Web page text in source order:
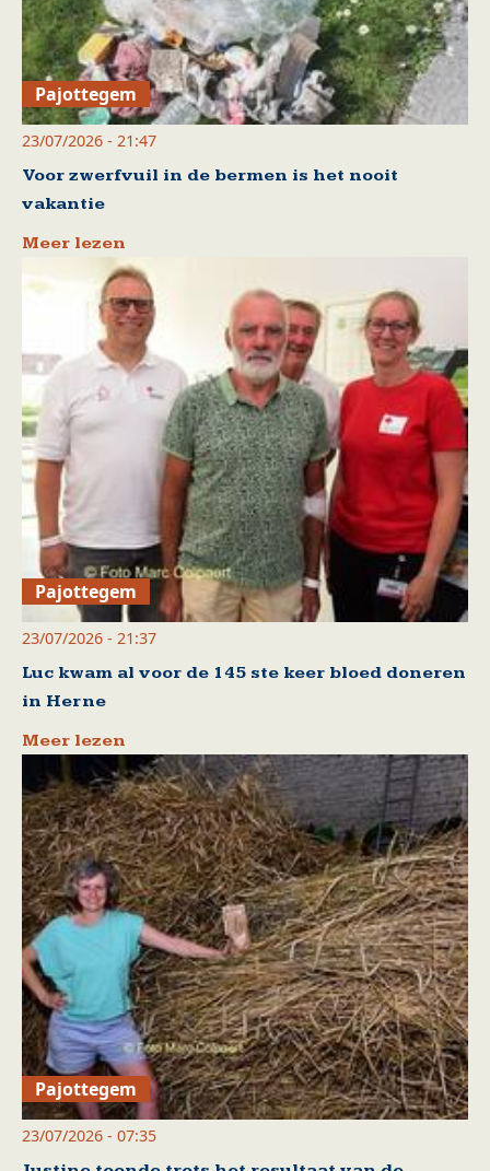
Pajottegem
23/07/2026 - 21:47
Voor zwerfvuil in de bermen is het nooit
vakantie
Meer lezen
Pajottegem
23/07/2026 - 21:37
Luc kwam al voor de 145 ste keer bloed doneren
in Herne
Meer lezen
Pajottegem
23/07/2026 - 07:35